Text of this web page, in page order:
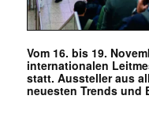
Vom 16. bis 19.
internationalen
statt. Aussteller aus
neuesten Trends